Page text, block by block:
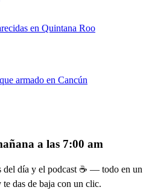
en Quintana Roo
armado en Cancún
a las 7:00 am
del día y el podcast ☕ — todo en un
das de baja con un clic.